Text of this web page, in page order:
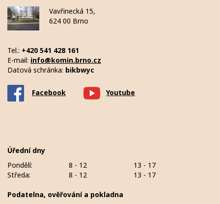
Vavřinecká 15,
624 00 Brno
Tel.: +420 541 428 161
E-mail: info@komin.brno.cz
Datová schránka: bikbwyc
Facebook Youtube
Úřední dny
Pondělí:
8 - 12
13 - 17
Středa:
8 - 12 13 - 17
Podatelna, ověřování a pokladna